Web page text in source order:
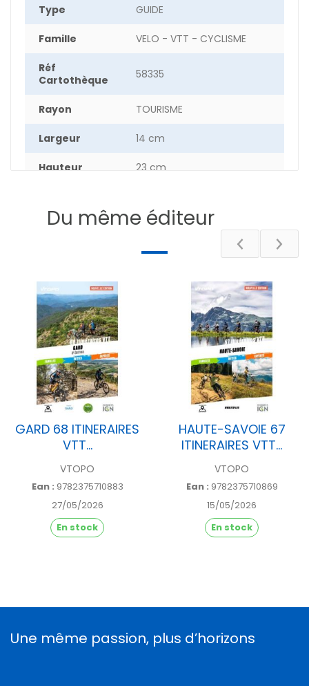
Type GUIDE
Famille VELO - VTT - CYCLISME
Réf
Cartothèque
58335
Rayon TOURISME
Largeur 14 cm
Hauteur 23 cm
Poids 39.4 g
DESCRIPTIF
Du même éditeur
GARD 68 ITINERAIRES
VTT...
VTOPO
Ean : 9782375710883
27/05/2026
En stock
HAUTE-SAVOIE 67
ITINERAIRES VTT...
VTOPO
Ean : 9782375710869
15/05/2026
En stock
Une même passion, plus d’horizons